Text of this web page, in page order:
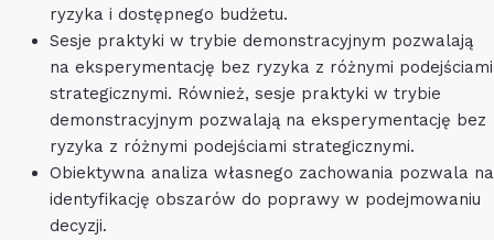
ryzyka i dostępnego budżetu.
Sesje praktyki w trybie demonstracyjnym pozwalają
na eksperymentację bez ryzyka z różnymi podejściami
strategicznymi. Również, sesje praktyki w trybie
demonstracyjnym pozwalają na eksperymentację bez
ryzyka z różnymi podejściami strategicznymi.
Obiektywna analiza własnego zachowania pozwala na
identyfikację obszarów do poprawy w podejmowaniu
decyzji.